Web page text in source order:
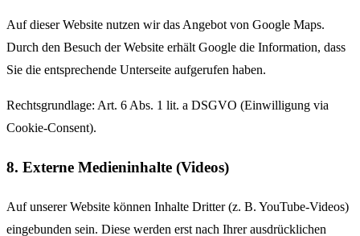
Auf dieser Website nutzen wir das Angebot von Google Maps.
Durch den Besuch der Website erhält Google die Information, dass
Sie die entsprechende Unterseite aufgerufen haben.
Rechtsgrundlage: Art. 6 Abs. 1 lit. a DSGVO (Einwilligung via
Cookie-Consent).
8. Externe Medieninhalte (Videos)
Auf unserer Website können Inhalte Dritter (z. B. YouTube-Videos)
eingebunden sein. Diese werden erst nach Ihrer ausdrücklichen